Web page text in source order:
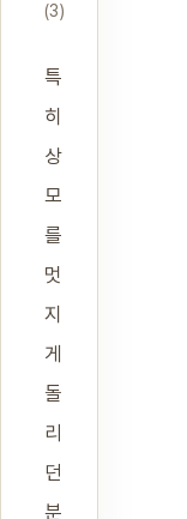
(3)
특
히
상
모
를
멋
지
게
돌
리
던
분